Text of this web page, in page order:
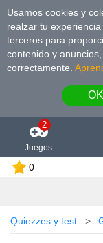
Usamos cookies y
realzar tu
terceros para
contenido y
correctamente.
OK
2
Juegos
0
Quiezzes y test